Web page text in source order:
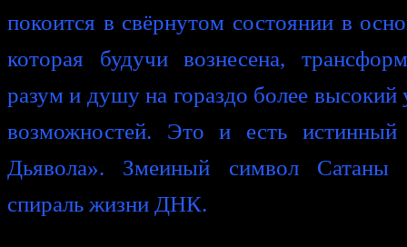
покоится в свёрнутом состоянии в
которая будучи вознесена,
разум и душу на гораздо более
возможностей. Это и есть
Дьявола». Змеиный символ Сатаны
спираль жизни ДНК.